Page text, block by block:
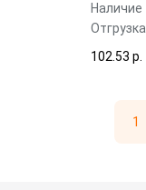
Наличие
Отгрузка
102.53 p.
1